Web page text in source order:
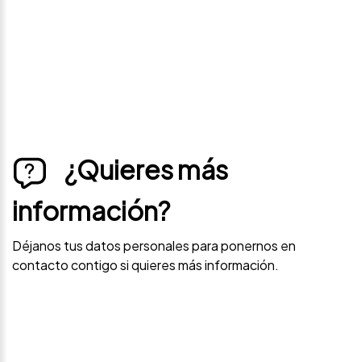
¿Quieres más
información?
Déjanos tus datos personales para ponernos en
contacto contigo si quieres más información.